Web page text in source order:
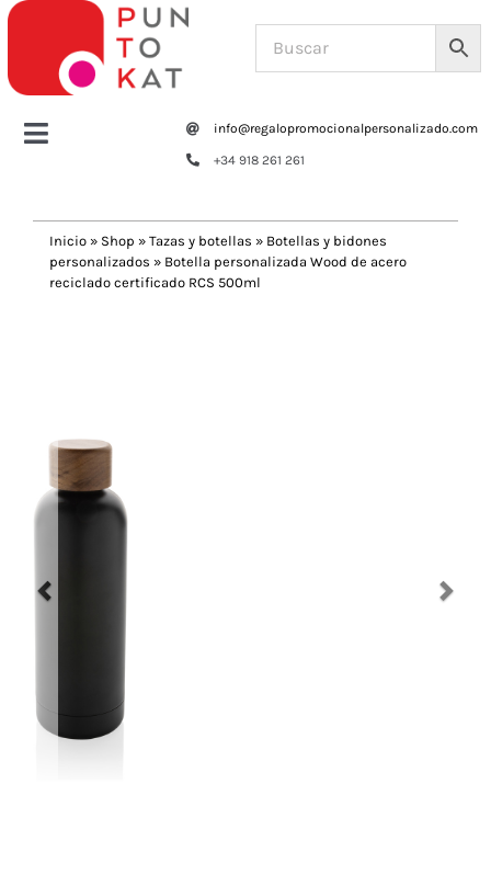
Saltar
contenido
Toggle
Tazas y botellas
Escritura
info@regalopromocionalpersonalizado.com
+34 918 261 261
Inicio » Shop » Tazas y botellas » Botellas y bidones
personalizados » Botella personalizada Wood de acero
reciclado certificado RCS 500ml